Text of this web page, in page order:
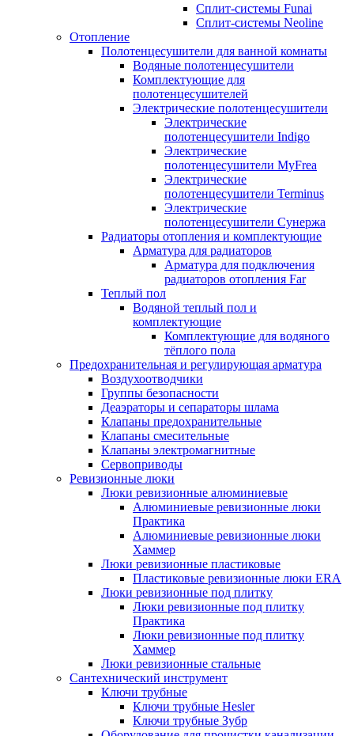
Сплит-системы Funai
Сплит-системы Neoline
Отопление
Полотенцесушители для ванной комнаты
Водяные полотенцесушители
Комплектующие для
полотенцесушителей
Электрические полотенцесушители
Электрические
полотенцесушители Indigo
Электрические
полотенцесушители MyFrea
Электрические
полотенцесушители Terminus
Электрические
полотенцесушители Сунержа
Радиаторы отопления и комплектующие
Арматура для радиаторов
Арматура для подключения
радиаторов отопления Far
Теплый пол
Водяной теплый пол и
комплектующие
Комплектующие для водяного
тёплого пола
Предохранительная и регулирующая арматура
Воздухоотводчики
Группы безопасности
Деаэраторы и сепараторы шлама
Клапаны предохранительные
Клапаны смесительные
Клапаны электромагнитные
Сервоприводы
Ревизионные люки
Люки ревизионные алюминиевые
Алюминиевые ревизионные люки
Практика
Алюминиевые ревизионные люки
Хаммер
Люки ревизионные пластиковые
Пластиковые ревизионные люки ERA
Люки ревизионные под плитку
Люки ревизионные под плитку
Практика
Люки ревизионные под плитку
Хаммер
Люки ревизионные стальные
Сантехнический инструмент
Ключи трубные
Ключи трубные Hesler
Ключи трубные Зубр